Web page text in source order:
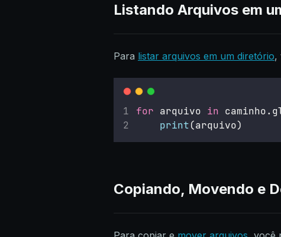
Listando Arquivos em
Para listar arquivos em um diretório,
for arquivo in
print(arquivo)
Copiando, Movendo e